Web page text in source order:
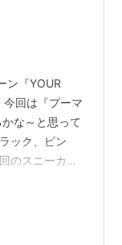
ン『YOUR
回は『プーマ
な～と思って
ック、ピン
のスニーカー
しかないから
かなぁ・・・
は寂しいけど